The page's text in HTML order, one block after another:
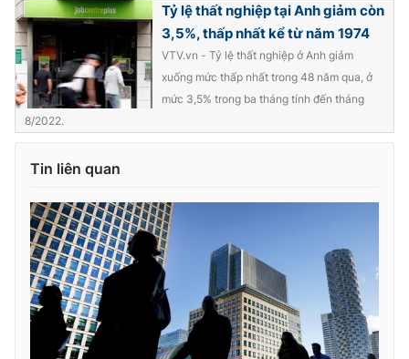
Tỷ lệ thất nghiệp tại Anh giảm còn
3,5%, thấp nhất kể từ năm 1974
VTV.vn - Tỷ lệ thất nghiệp ở Anh giảm
xuống mức thấp nhất trong 48 năm qua, ở
mức 3,5% trong ba tháng tính đến tháng
8/2022.
Tin liên quan